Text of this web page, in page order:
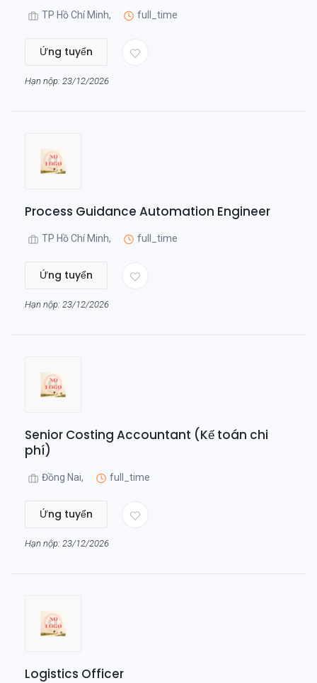
TP Hồ Chí Minh, full_time
Ứng tuyển
Hạn nộp: 23/12/2026
Process Guidance Automation Engineer
TP Hồ Chí Minh, full_time
Ứng tuyển
Hạn nộp: 23/12/2026
Senior Costing Accountant (Kế toán chi
phí)
Đồng Nai, full_time
Ứng tuyển
Hạn nộp: 23/12/2026
Logistics Officer